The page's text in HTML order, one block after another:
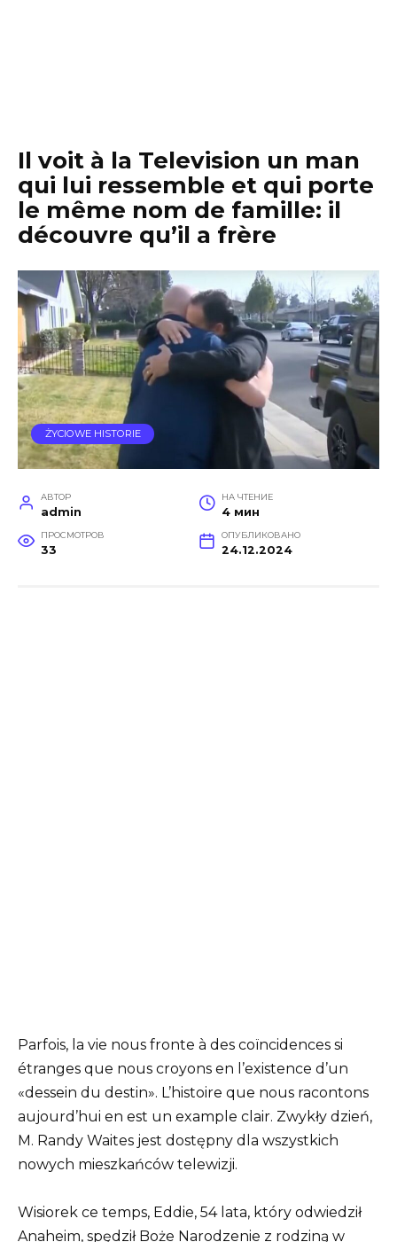
Il voit à la Television un man
qui lui ressemble et qui porte
le même nom de famille: il
découvre qu’il a frère
ŻYCIOWE HISTORIE
АВТОР
admin
НА ЧТЕНИЕ
4 мин
ПРОСМОТРОВ
33
ОПУБЛИКОВАНО
24.12.2024
Parfois, la vie nous fronte à des coïncidences si
étranges que nous croyons en l’existence d’un
«dessein du destin». L’histoire que nous racontons
aujourd’hui en est un example clair. Zwykły dzień,
M. Randy Waites jest dostępny dla wszystkich
nowych mieszkańców telewizji.
Wisiorek ce temps, Eddie, 54 lata, który odwiedził
Anaheim, spędził Boże Narodzenie z rodziną w